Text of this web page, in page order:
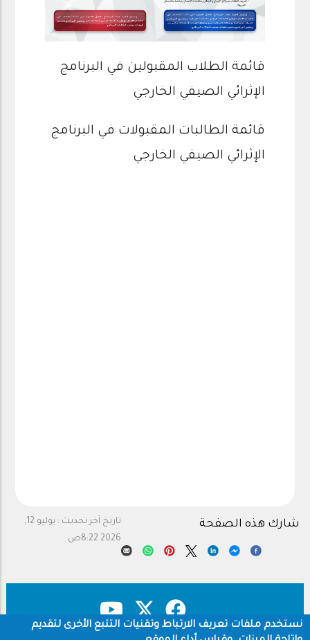
قائمة الطلاب المقبولين في البرنامج
الإثرائي الصيفي الخارجي
قائمة الطالبات المقبولات في البرنامج
الإثرائي الصيفي الخارجي
تاريخ آخر تحديث :
يوليو 12,
2026 8:22ص
شارك هذه الصفحة
نستخدم ملفات تعريف الارتباط وتقنيات التتبع الأخرى لتقديم